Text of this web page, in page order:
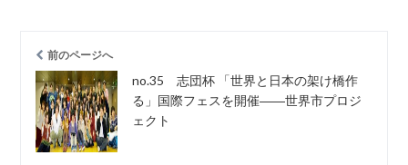
前のページへ
no.35 志団杯 「世界と日本の架け橋作
る」国際フェスを開催――世界市プロジ
ェクト